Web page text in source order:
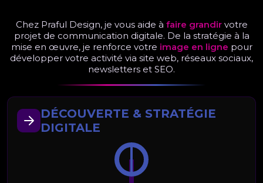
Chez Praful Design, je vous aide à faire grandirvotre
projet de communication digitale. De la stratégie à la
mise en œuvre, je renforce votre image en ligne pour
développer votre activité via site web, réseaux sociaux,
newsletters et SEO.
DÉCOUVERTE & STRATÉGIE
DIGITALE